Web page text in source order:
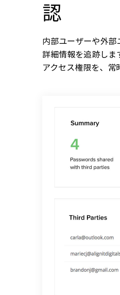
認
内部ユーザーや外
詳細情報を追跡しま
アクセス権限を、常